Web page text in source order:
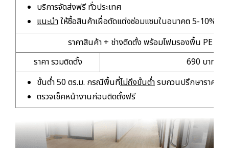
บริการจัดส่งฟรี ทั่วประเทศ
แนะนำให้ซื้อสินค้าเผื่อตัดแต่งซ่อมแซมในอนาคต 5-10%
ราคาสินค้า + ช่างติดตั้ง พร้อมโฟมรองพื้น PE กับ
ราคา รวมติดตั้ง
690 บาท/ตร
ขั้นต่ำ 50 ตร.ม. กรณีพื้นที่ไม่ถึงขั้นต่ำรบกวนปรึกษาราคาเ
ตรวจเช็คหน้างานก่อนติดตั้งฟรี